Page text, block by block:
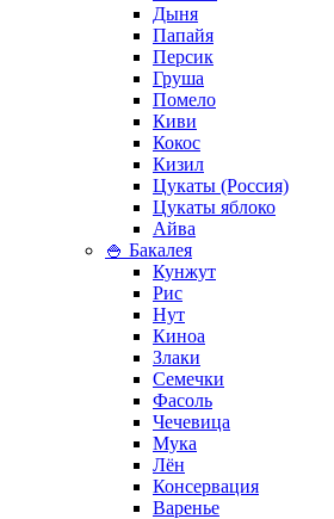
Дыня
Папайя
Персик
Груша
Помело
Киви
Кокос
Кизил
Цукаты (Россия)
Цукаты яблоко
Айва
🍚 Бакалея
Кунжут
Рис
Нут
Киноа
Злаки
Семечки
Фасоль
Чечевица
Мука
Лён
Консервация
Варенье